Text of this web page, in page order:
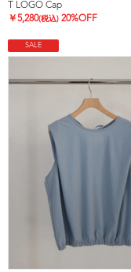
T LOGO Cap
￥5,280(税込) 20%OFF
SALE